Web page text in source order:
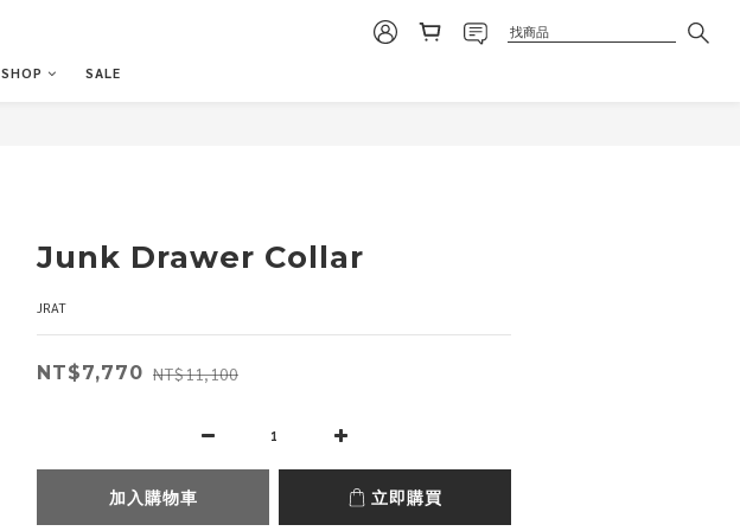
SHOP SALE
Junk Drawer Collar
JRAT
NT$7,770 NT$11,100
加入購物車 立即購買